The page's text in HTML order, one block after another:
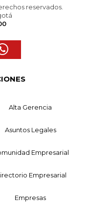
reservados.
Alta Gerencia
Asuntos Legales
Empresarial
Empresarial
Empresas